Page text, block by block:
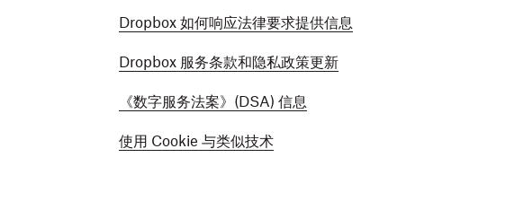
Dropbox 如何响应法律要求提供信息
Dropbox 服务条款和隐私政策更新
《数字服务法案》(DSA) 信息
使用 Cookie 与类似技术